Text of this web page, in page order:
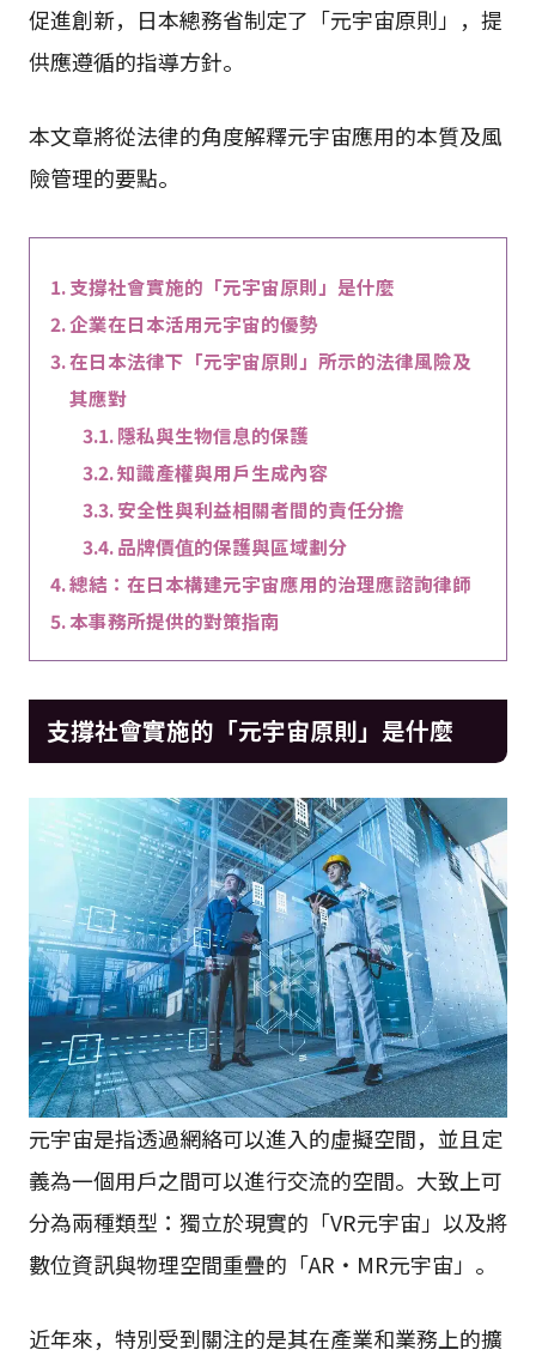
促進創新，日本總務省制定了「元宇宙原則」，提
供應遵循的指導方針。
本文章將從法律的角度解釋元宇宙應用的本質及風
險管理的要點。
支撐社會實施的「元宇宙原則」是什麼
企業在日本活用元宇宙的優勢
在日本法律下「元宇宙原則」所示的法律風險及
其應對
隱私與生物信息的保護
知識產權與用戶生成內容
安全性與利益相關者間的責任分擔
品牌價值的保護與區域劃分
總結：在日本構建元宇宙應用的治理應諮詢律師
本事務所提供的對策指南
支撐社會實施的「元宇宙原則」是什麼
元宇宙是指透過網絡可以進入的虛擬空間，並且定
義為一個用戶之間可以進行交流的空間。大致上可
分為兩種類型：獨立於現實的「VR元宇宙」以及將
數位資訊與物理空間重疊的「AR・MR元宇宙」。
近年來，特別受到關注的是其在產業和業務上的擴